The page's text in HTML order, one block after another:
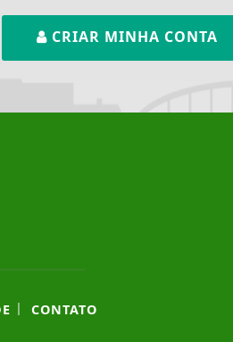
CRIAR MINHA CONTA
| CONTATO